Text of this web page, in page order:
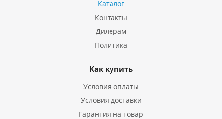
Каталог
Контакты
Дилерам
Политика
Как купить
Условия оплаты
Условия доставки
Гарантия на товар